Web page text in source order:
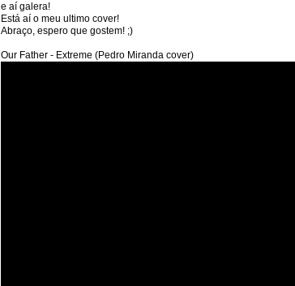
e aí galera!
Está aí o meu ultimo cover!
Abraço, espero que gostem! ;)
Our Father - Extreme (Pedro Miranda cover)